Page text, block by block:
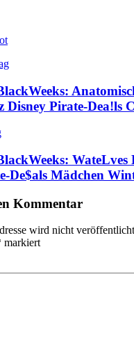
Disney Pirate-Dea!ls
WateLves
De$als Mädchen
Kommentar
wird nicht
markiert